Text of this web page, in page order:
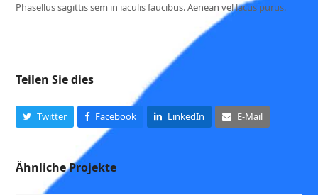
Phasellus sagittis sem in iaculis faucibus. Aenean vel lacus purus.
Teilen Sie dies
Twitter Facebook LinkedIn E-Mail
Ähnliche Projekte